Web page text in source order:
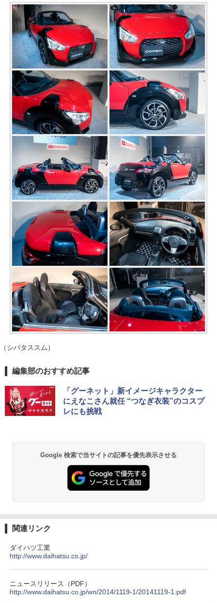
（シバタススム）
編集部のおすすめ記事
「グーネット」新イメージキャラクター
にえなこさん就任 “つなぎ衣装”のコスプ
レにも挑戦
Google 検索で当サイトの記事を優先表示させる
関連リンク
ダイハツ工業
http://www.daihatsu.co.jp/
ニュースリリース（PDF）
http://www.daihatsu.co.jp/wn/2014/1119-1/20141119-1.pdf